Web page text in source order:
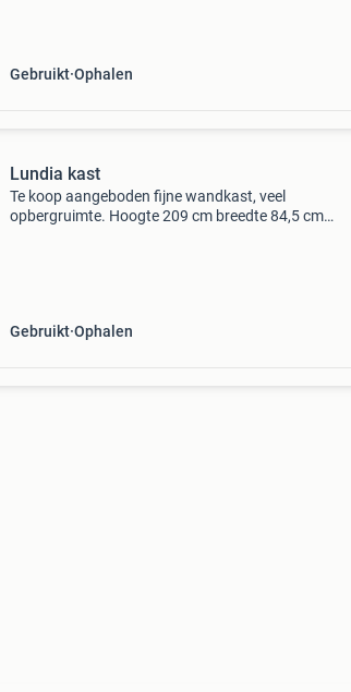
Gebruikt Ophalen
Lundia kast
Te koop aangeboden fijne wandkast, veel
opbergruimte. Hoogte 209 cm breedte 84,5 cm
Gebruikt Ophalen